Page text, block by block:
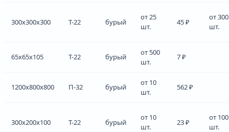
300x300x300 Т-22 бурый
от 25
шт.
45 ₽
от 300
шт.
65x65x105 Т-22 бурый
от 500
шт.
7 ₽
1200x800x800 П-32 бурый
от 10
шт.
562 ₽
300x200x100 Т-22 бурый
от 10
шт.
23 ₽
от 100
шт.